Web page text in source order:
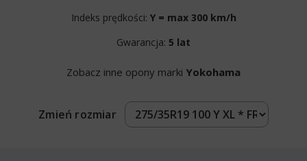
Indeks prędkości: Y = max 300 km/h
Gwarancja: 5 lat
Zobacz inne opony marki Yokohama
Zmień rozmiar